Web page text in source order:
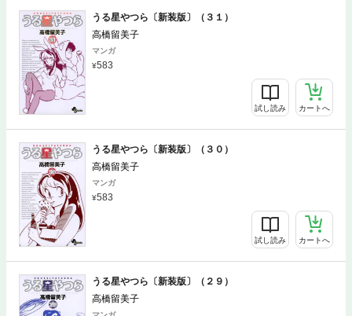
うる星やつら〔新装版〕（３１）
高橋留美子
マンガ
583
試し読み カートへ
うる星やつら〔新装版〕（３０）
高橋留美子
マンガ
583
試し読み カートへ
うる星やつら〔新装版〕（２９）
高橋留美子